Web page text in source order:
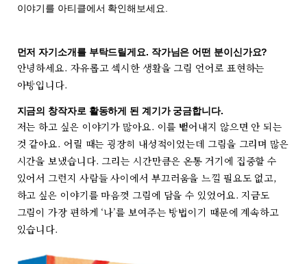
이야기를 아티클에서 확인해보세요.
먼저 자기소개를 부탁드릴게요. 작가님은 어떤 분이신가요?
안녕하세요. 자유롭고 섹시한 생활을 그림 언어로 표현하는
아방입니다.
지금의 창작자로 활동하게 된 계기가 궁금합니다.
저는 하고 싶은 이야기가 많아요. 이를 뱉어내지 않으면 안 되는
것 같아요. 어릴 때는 굉장히 내성적이었는데 그림을 그리며 많은
시간을 보냈습니다. 그리는 시간만큼은 온통 거기에 집중할 수
있어서 그런지 사람들 사이에서 부끄러움을 느낄 필요도 없고,
하고 싶은 이야기를 마음껏 그림에 담을 수 있었어요. 지금도
그림이 가장 편하게 ‘나’를 보여주는 방법이기 때문에 계속하고
있습니다.